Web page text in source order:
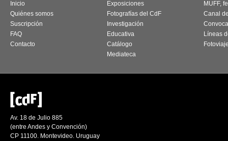
Inicio
Quiénes somos
Suscripción
FAQ
Contacto
Exposiciones
Fotografías del CdF
Investigación
Educativa
Catálogo
Mediateca
MUFF,
Canal
Líneas
Av. 18 de Julio 885
(entre Andes y Convención)
CP 11100. Montevideo. Uruguay